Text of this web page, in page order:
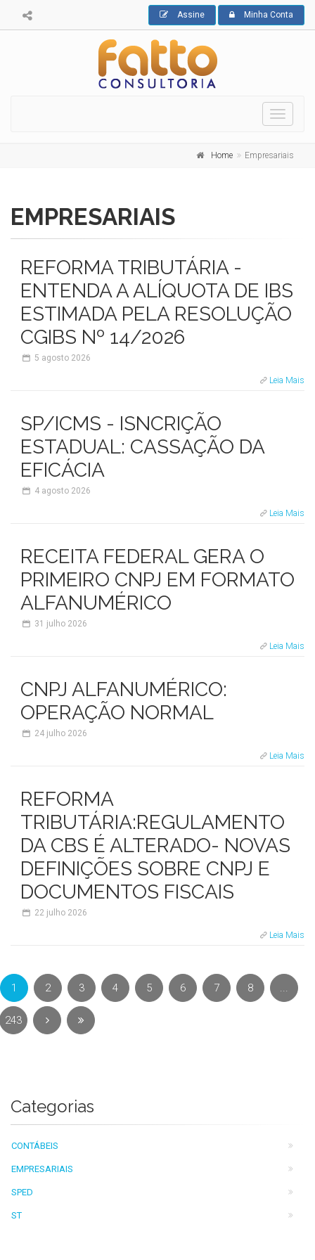
Assine Minha Conta
Toggle
Home Empresariais
EMPRESARIAIS
REFORMA TRIBUTÁRIA -
ENTENDA A ALÍQUOTA DE IBS
ESTIMADA PELA RESOLUÇÃO
CGIBS Nº 14/2026
5 agosto 2026
Leia Mais
SP/ICMS - ISNCRIÇÃO
ESTADUAL: CASSAÇÃO DA
EFICÁCIA
4 agosto 2026
Leia Mais
RECEITA FEDERAL GERA O
PRIMEIRO CNPJ EM FORMATO
ALFANUMÉRICO
31 julho 2026
Leia Mais
CNPJ ALFANUMÉRICO:
OPERAÇÃO NORMAL
24 julho 2026
Leia Mais
REFORMA
TRIBUTÁRIA:REGULAMENTO
DA CBS É ALTERADO- NOVAS
DEFINIÇÕES SOBRE CNPJ E
DOCUMENTOS FISCAIS
22 julho 2026
Leia Mais
1 2 3 4 5 6 7 8 ...
243
Categorias
CONTÁBEIS
EMPRESARIAIS
SPED
ST